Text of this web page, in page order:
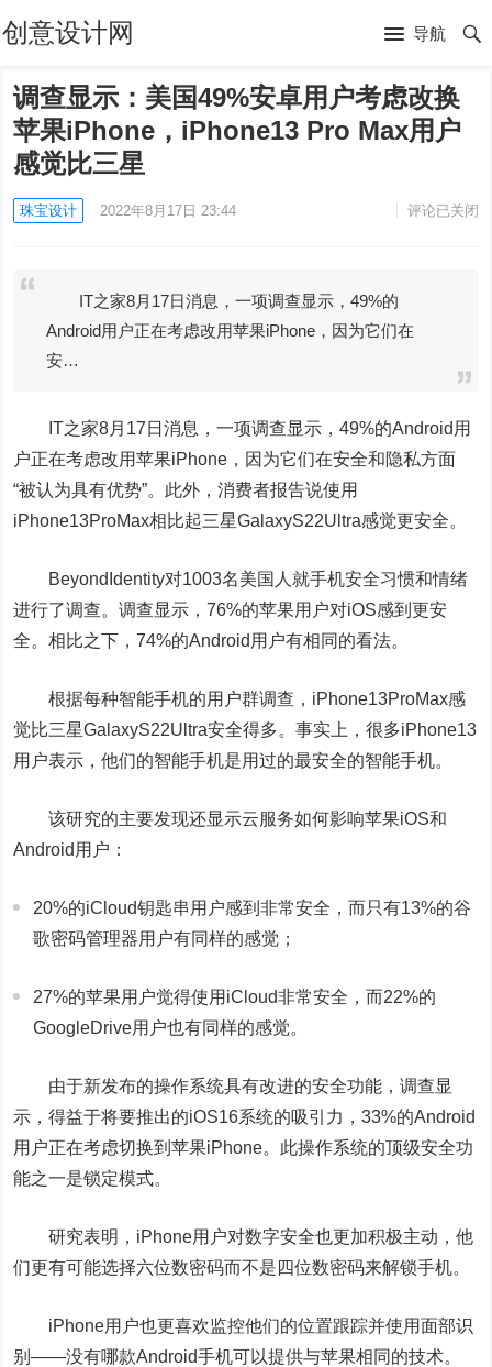
创意设计网 导航
调查显示：美国49%安卓用户考虑改换
苹果iPhone，iPhone13 Pro Max用户
感觉比三星
珠宝设计 2022年8月17日 23:44 评论已关闭
IT之家8月17日消息，一项调查显示，49%的
Android用户正在考虑改用苹果iPhone，因为它们在
安…
IT之家8月17日消息，一项调查显示，49%的Android用
户正在考虑改用苹果iPhone，因为它们在安全和隐私方面
“被认为具有优势”。此外，消费者报告说使用
iPhone13ProMax相比起三星GalaxyS22Ultra感觉更安全。
BeyondIdentity对1003名美国人就手机安全习惯和情绪
进行了调查。调查显示，76%的苹果用户对iOS感到更安
全。相比之下，74%的Android用户有相同的看法。
根据每种智能手机的用户群调查，iPhone13ProMax感
觉比三星GalaxyS22Ultra安全得多。事实上，很多iPhone13
用户表示，他们的智能手机是用过的最安全的智能手机。
该研究的主要发现还显示云服务如何影响苹果iOS和
Android用户：
20%的iCloud钥匙串用户感到非常安全，而只有13%的谷
歌密码管理器用户有同样的感觉；
27%的苹果用户觉得使用iCloud非常安全，而22%的
GoogleDrive用户也有同样的感觉。
由于新发布的操作系统具有改进的安全功能，调查显
示，得益于将要推出的iOS16系统的吸引力，33%的Android
用户正在考虑切换到苹果iPhone。此操作系统的顶级安全功
能之一是锁定模式。
研究表明，iPhone用户对数字安全也更加积极主动，他
们更有可能选择六位数密码而不是四位数密码来解锁手机。
iPhone用户也更喜欢监控他们的位置跟踪并使用面部识
别——没有哪款Android手机可以提供与苹果相同的技术。